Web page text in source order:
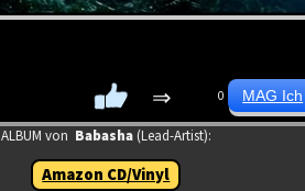
⇒ 0
ALBUM von Babasha(Lead-Artist):
Amazon CD/Vinyl